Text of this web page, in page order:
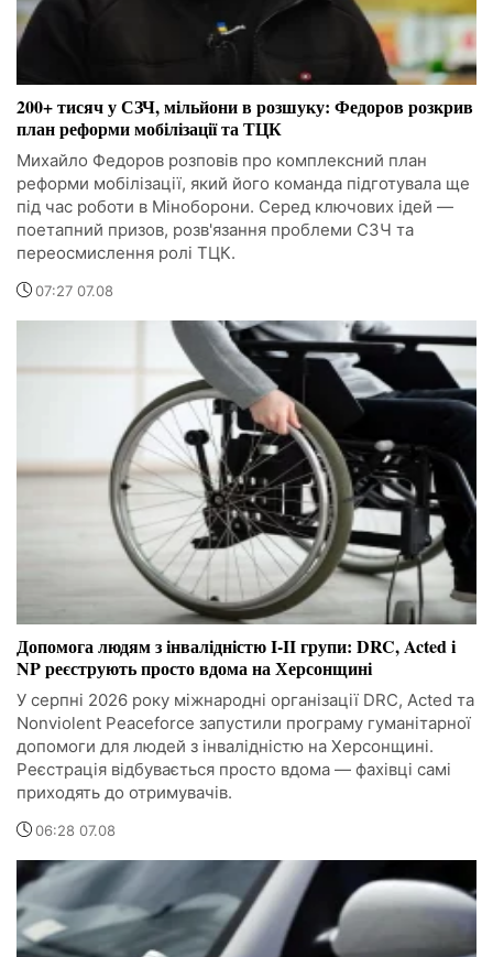
200+ тисяч у СЗЧ, мільйони в розшуку: Федоров розкрив
план реформи мобілізації та ТЦК
Михайло Федоров розповів про комплексний план
реформи мобілізації, який його команда підготувала ще
під час роботи в Міноборони. Серед ключових ідей —
поетапний призов, розв'язання проблеми СЗЧ та
переосмислення ролі ТЦК.
07:27 07.08
Допомога людям з інвалідністю I-II групи: DRC, Acted і
NP реєструють просто вдома на Херсонщині
У серпні 2026 року міжнародні організації DRC, Acted та
Nonviolent Peaceforce запустили програму гуманітарної
допомоги для людей з інвалідністю на Херсонщині.
Реєстрація відбувається просто вдома — фахівці самі
приходять до отримувачів.
06:28 07.08